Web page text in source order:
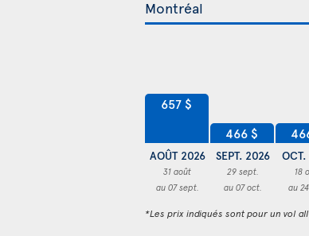
657 $
AOÛT 2026
31 août
au 07 sept.
466 $
SEPT. 2026
29 sept.
au 07 oct.
18
au
*Les prix indiqués sont pour un vol